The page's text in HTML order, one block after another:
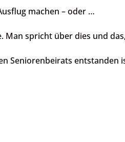
machen – oder …
spricht über dies und
Seniorenbeirats entstanden